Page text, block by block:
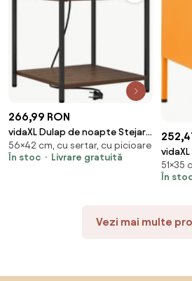
266,99 RON
vidaXL Dulap de noapte Stejar
închis 42 x 41 x 56 cm Lemn
compozit
56×42 cm, cu sertar, cu picioare
În stoc
Livrare gratuită
51×35
În
Vezi mai multe